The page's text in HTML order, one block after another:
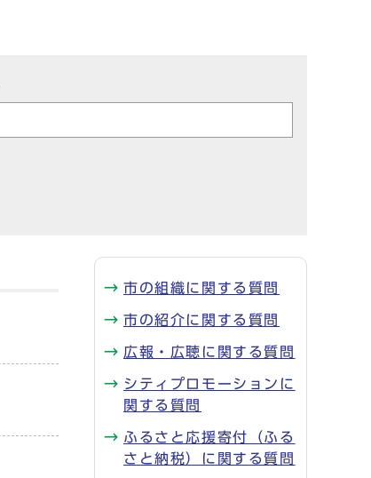
市の組織に関する質問
市の紹介に関する質問
広報・広聴に関する質問
シティプロモーションに
関する質問
ふるさと応援寄付（ふる
さと納税）に関する質問